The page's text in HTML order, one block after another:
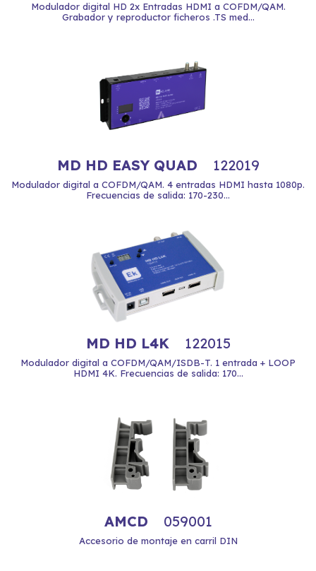
Modulador digital HD 2x Entradas HDMI a COFDM/QAM.
Grabador y reproductor ficheros .TS med...
MD HD EASY QUAD 122019
Modulador digital a COFDM/QAM. 4 entradas HDMI hasta 1080p.
Frecuencias de salida: 170-230...
MD HD L4K 122015
Modulador digital a COFDM/QAM/ISDB-T. 1 entrada + LOOP
HDMI 4K. Frecuencias de salida: 170...
AMCD 059001
Accesorio de montaje en carril DIN